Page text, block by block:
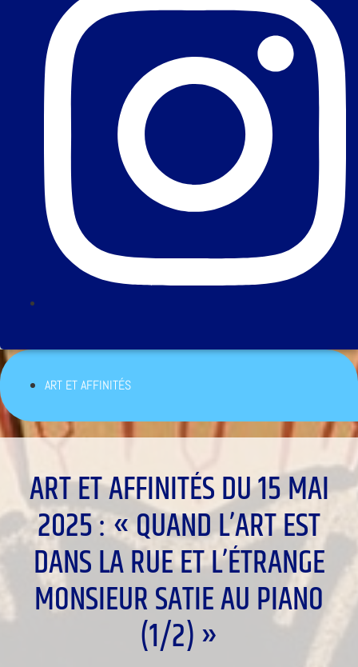
ART ET AFFINITÉS
ART ET AFFINITÉS DU 15 MAI
2025 : « QUAND L’ART EST
DANS LA RUE ET L’ÉTRANGE
MONSIEUR SATIE AU PIANO
(1/2) »